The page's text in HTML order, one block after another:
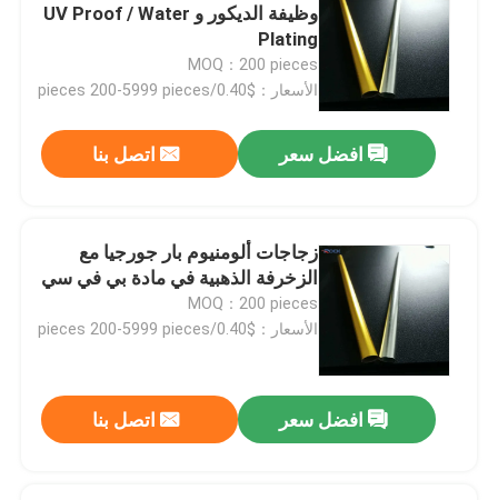
آلة ثني الألومنيوم
ملحقات الزجاج المزودة
ملحقات زجاجية أخرى
زجاج معشق معماري
وظيفة الديكور و UV Proof / Water
Plating
MOQ：200 pieces
الأسعار：$0.40/pieces 200-5999 pieces
افضل سعر اتصل بنا
زجاجات ألومنيوم بار جورجيا مع
الزخرفة الذهبية في مادة بي في سي
MOQ：200 pieces
الأسعار：$0.40/pieces 200-5999 pieces
افضل سعر اتصل بنا